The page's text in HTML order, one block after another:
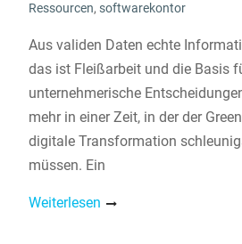
Ressourcen, softwarekontor
Aus validen Daten echte
das ist Fleißarbeit und die Basis
unternehmerische
mehr in einer Zeit, in der der
digitale Transformation
müssen. Ein
Weiterlesen